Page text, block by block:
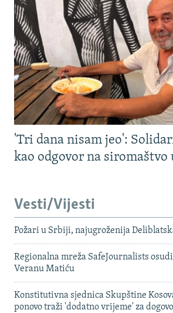
'Tri dana nisam jeo':
kao odgovor na siromaštvo
Vesti/Vijesti
Požari u Srbiji, najugroženija
Regionalna mreža SafeJournalists
Veranu Matiću
Konstitutivna sjednica Skupštine
ponovo traži 'dodatno vrijeme' za